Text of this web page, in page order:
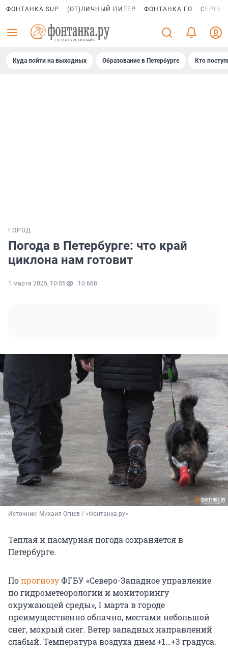
ФОНТАНКА SUP (ОТ)ЛИЧНЫЙ ПИТЕР ФОНТАНКА ГО
Куда пойти на выходных Образование в Петербурге Кто
ГОРОД
Погода в Петербурге: что край
циклона нам готовит
1 марта 2025, 10:05 10 668
Источник: Михаил Огнев / «Фонтанка.ру»
Теплая и пасмурная погода сохраняется в
Петербурге.
ПопрогнозуФГБУ «Северо-Западное управление
по гидрометеорологии и мониторингу
окружающей среды», 1 марта в городе
преимущественно облачно, местами небольшой
снег, мокрый снег. Ветер западных направлений
слабый. Температура воздуха днем+1…+3 градуса.